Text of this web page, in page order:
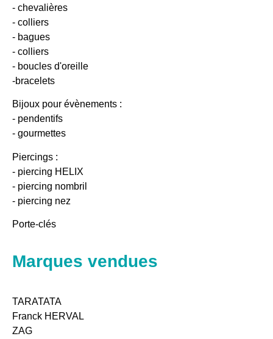
- chevalières
- colliers
- bagues
- colliers
- boucles d'oreille
-bracelets
Bijoux pour évènements :
- pendentifs
- gourmettes
Piercings :
- piercing HELIX
- piercing nombril
- piercing nez
Porte-clés
Marques vendues
TARATATA
Franck HERVAL
ZAG